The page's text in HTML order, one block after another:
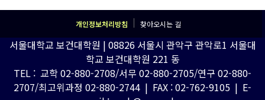
개인정보처리방침 찾아오시는 길
서울대학교 보건대학원 | 08826 서울시 관악구 관악로1 서울대
학교 보건대학원 221 동
TEL : 교학 02-880-2708/서무 02-880-2705/연구 02-880-
2707/최고위과정 02-880-2744 | FAX : 02-762-9105 | E-